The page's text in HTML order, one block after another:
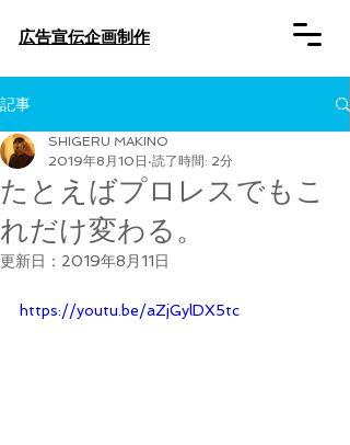
​広告宣伝企画制作
記事
たとえばプロレスでもこ
れだけ変わる。
SHIGERU MAKINO
2019年8月10日 読了時間: 2分
更新日： 2019年8月11日
https://youtu.be/aZjGylDX5tc